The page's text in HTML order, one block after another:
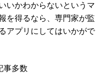
いかわからないというマ
を得るなら、専門家が監
アプリにしてはいかがで
事多数